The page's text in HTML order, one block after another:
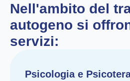
Nell'ambito del
autogeno si
servizi:
Psicologia e